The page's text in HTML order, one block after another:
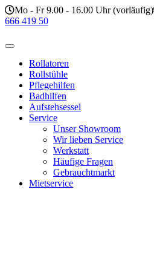
Mo - Fr 9.00 - 16.00 Uhr (vorläufig)
666 419 50
Rollatoren
Rollstühle
Pflegehilfen
Badhilfen
Aufstehsessel
Service
Unser Showroom
Wir lieben Service
Werkstatt
Häufige Fragen
Gebrauchtmarkt
Mietservice